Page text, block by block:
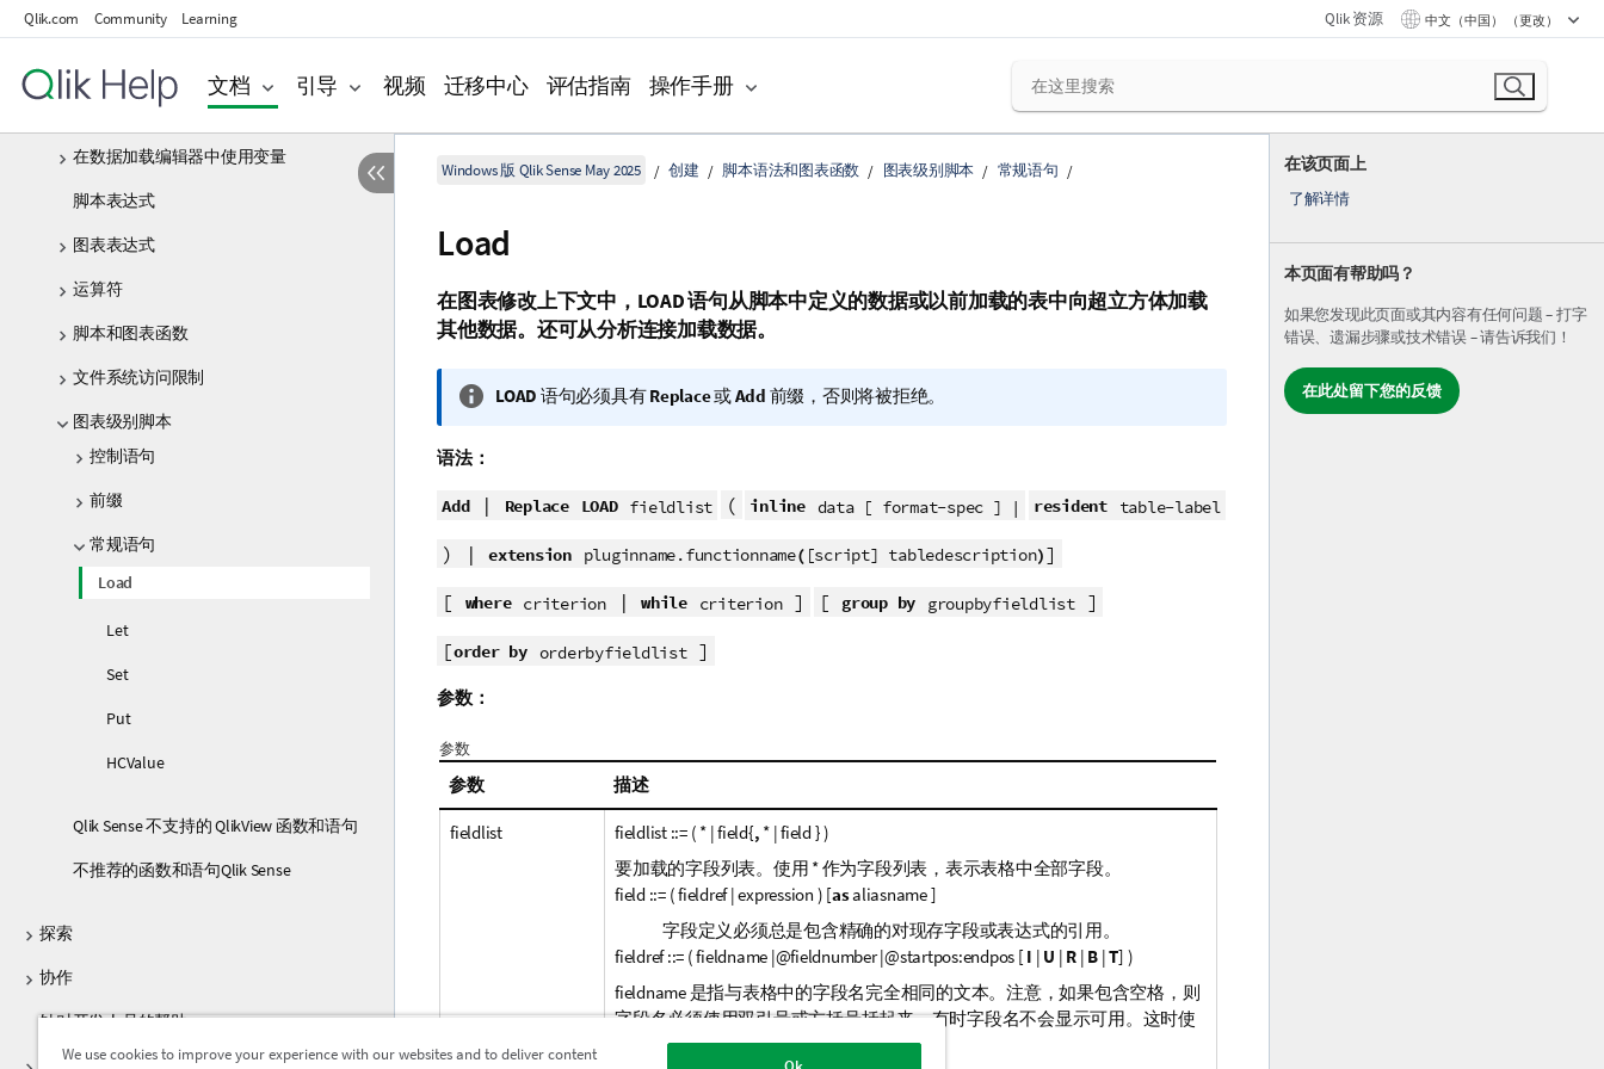
Qlik.com Community Learning Qlik 资源 中文（中国） （更改）
文档 引导 视频 迁移中心 评估指南 操作手册
脚本语法和图表函数
脚本语法概述
脚本语句和关键字
在数据加载编辑器中使用变量
脚本表达式
图表表达式
运算符
脚本和图表函数
文件系统访问限制
图表级别脚本
控制语句
前缀
常规语句
Load
Let
Set
Put
HCValue
Qlik Sense 不支持的 QlikView 函数和语句
不推荐的函数和语句Qlik Sense
探索
协作
针对开发人员的帮助
在该页面上
了解详情
本页面有帮助吗？
如果您发现此页面或其内容有任何问题 – 打字
错误、遗漏步骤或技术错误 – 请告诉我们！
在此处留下您的反馈
Windows 版 Qlik Sense May 2025 创建 脚本语法和图表函数 图表级别脚本 常规语句
Load
在图表修改上下文中， LOAD语句从脚本中定义的数据或以前加载的表中向超立方体加载
其他数据。还可从分析连接加载数据。
信
LOAD 语句必须具有Replace或Add 前缀，否则将被拒绝。
语法：
Add| Replace LOAD fieldlist ( inline data [ format-spec ] | resident table-label
) | extension pluginname.functionname( [script] tabledescription)]
[ where criterion| while criterion] [ group by groupbyfieldlist]
[order by orderbyfieldlist]
参数：
参数
参数 描述
fieldlist fieldlist ::= ( * | field{, * | field } )
要加载的字段列表。使用 *作为字段列表，表示表格中全部字段。
field ::= ( fieldref|expression ) [asaliasname ]
字段定义必须总是包含精确的对现存字段或表达式的引用。
fieldref ::= ( fieldname |@fieldnumber|@startpos:endpos [ I | U | R | B |T] )
fieldname是指与表格中的字段名完全相同的文本。注意，如果包含空格，则
字段名必须使用双引号或方括号括起来。有时字段名不会显示可用。这时使
用另外的符号：
We use cookies to improve your experience with our websites and to deliver content